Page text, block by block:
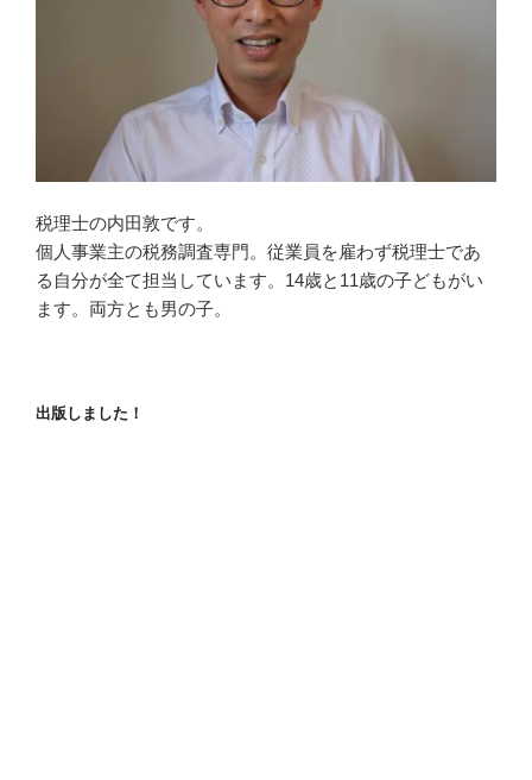
税理士の内田敦です。
個人事業主の税務調査専門。従業員を雇わず税理士であ
る自分が全て担当しています。14歳と11歳の子どもがい
ます。両方とも男の子。
出版しました！